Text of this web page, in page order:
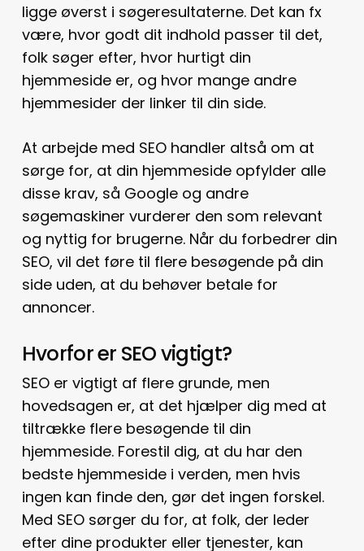
ligge øverst i søgeresultaterne. Det kan fx
være, hvor godt dit indhold passer til det,
folk søger efter, hvor hurtigt din
hjemmeside er, og hvor mange andre
hjemmesider der linker til din side.
At arbejde med SEO handler altså om at
sørge for, at din hjemmeside opfylder alle
disse krav, så Google og andre
søgemaskiner vurderer den som relevant
og nyttig for brugerne. Når du forbedrer din
SEO, vil det føre til flere besøgende på din
side uden, at du behøver betale for
annoncer.
Hvorfor er SEO vigtigt?
SEO er vigtigt af flere grunde, men
hovedsagen er, at det hjælper dig med at
tiltrække flere besøgende til din
hjemmeside. Forestil dig, at du har den
bedste hjemmeside i verden, men hvis
ingen kan finde den, gør det ingen forskel.
Med SEO sørger du for, at folk, der leder
efter dine produkter eller tjenester, kan